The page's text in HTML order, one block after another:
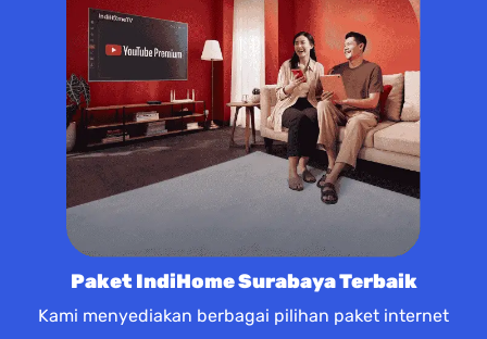
Paket IndiHome Surabaya Terbaik
Kami menyediakan berbagai pilihan paket internet